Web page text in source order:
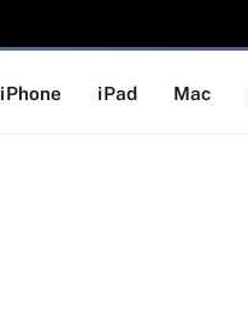
iPhone iPad Mac